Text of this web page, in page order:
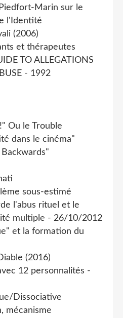
Marin sur le
l'Identité
(2006)
et thérapeutes
TO ALLEGATIONS
- 1992
Ou le Trouble
dans le cinéma"
sous-estimé
l'abus rituel et le
multiple - 26/10/2012
et la formation du
(2016)
12 personnalités -
Dissociative
mécanisme